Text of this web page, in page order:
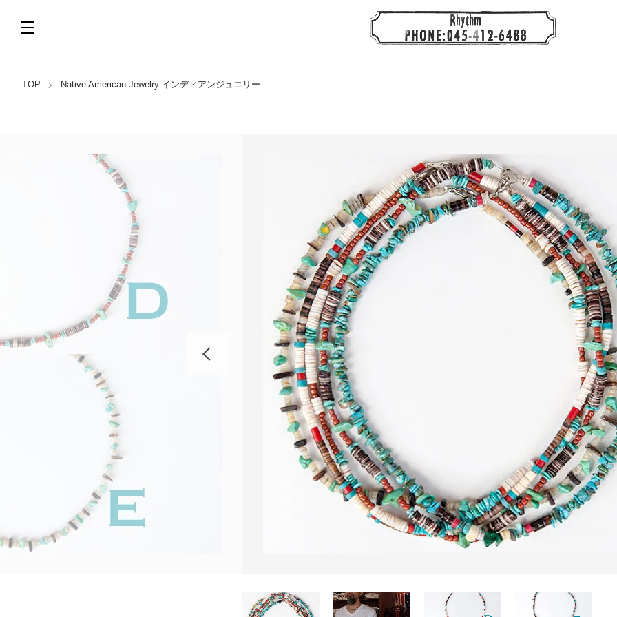
TOP Native American Jewelry インディアンジュエリー